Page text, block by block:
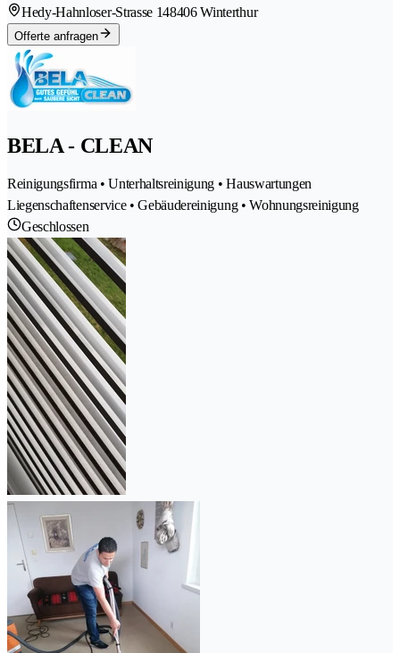
Hedy-Hahnloser-Strasse 148406 Winterthur
Offerte anfragen
BELA - CLEAN
Reinigungsfirma • Unterhaltsreinigung • Hauswartungen
Liegenschaftenservice • Gebäudereinigung • Wohnungsreinigung
Geschlossen